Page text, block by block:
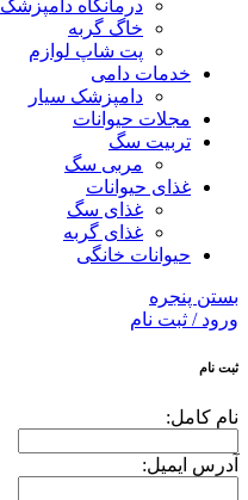
درمانگاه دامپزشک
خاگ گربه
پت شاپ لوازم
خدمات دامی
دامپزشک سیار
مجلات حیوانات
تربیت سگ
مربی سگ
غذای حیوانات
غذای سگ
غذای گربه
حیوانات خانگی
بستن پنجره
ورود / ثبت نام
ثبت نام
نام کامل:
آدرس ایمیل: